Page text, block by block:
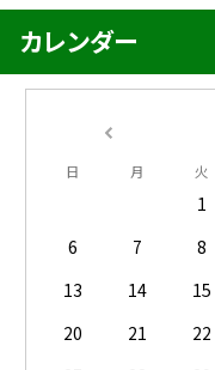
カレンダー
日 月 火
1
6
7 8
13
14 15
20
21 22